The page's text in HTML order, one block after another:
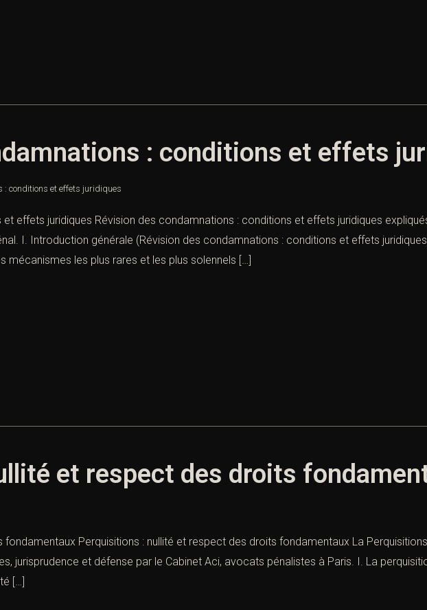
: conditions et effets
: conditions et effets juridiques
effets juridiques Révision des condamnations : conditions et effets juridiques
I. Introduction générale (Révision des condamnations : conditions et effets
mécanismes les plus rares et les plus solennels […]
et respect des droits
fondamentaux Perquisitions : nullité et respect des droits fondamentaux La
jurisprudence et défense par le Cabinet Aci, avocats pénalistes à Paris. I. La
[…]